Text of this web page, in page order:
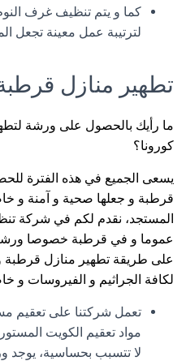
كما و يتم تنظيف غرف
لترتيبة عمل معينة
تطهير منازل
ما رأيك بالحصول على ورشة
كورونا؟
يسعى الجميع في هذه الفترة
قرطبة و جعلها صحية و آمنة و
المستجد، نقدم لكم في شركة
عموما و في قرطبة خصوصا
على طريقة تطهير منازل قرطبة
لكافة الجراثيم و الفيروسات و
تعمل شركتنا على تعقيم
مواد تعقيم الكويت
لا تتسبب بحساسية، يوجد